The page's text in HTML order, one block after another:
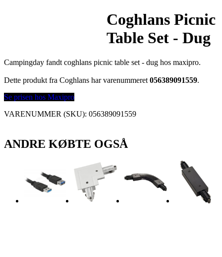
Coghlans Picnic
Table Set - Dug
Campingday fandt coghlans picnic table set - dug hos maxipro.
Dette produkt fra Coghlans har varenummeret 056389091559.
Se prisen hos Maxipro
VARENUMMER (SKU): 056389091559
ANDRE KØBTE OGSÅ